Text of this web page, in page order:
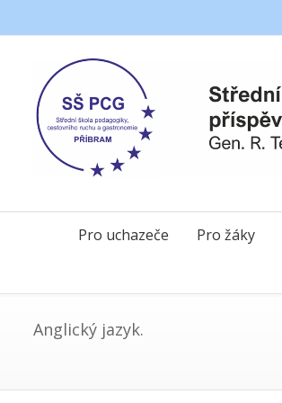
Pro uchazeče Pro žáky
Anglický jazyk.